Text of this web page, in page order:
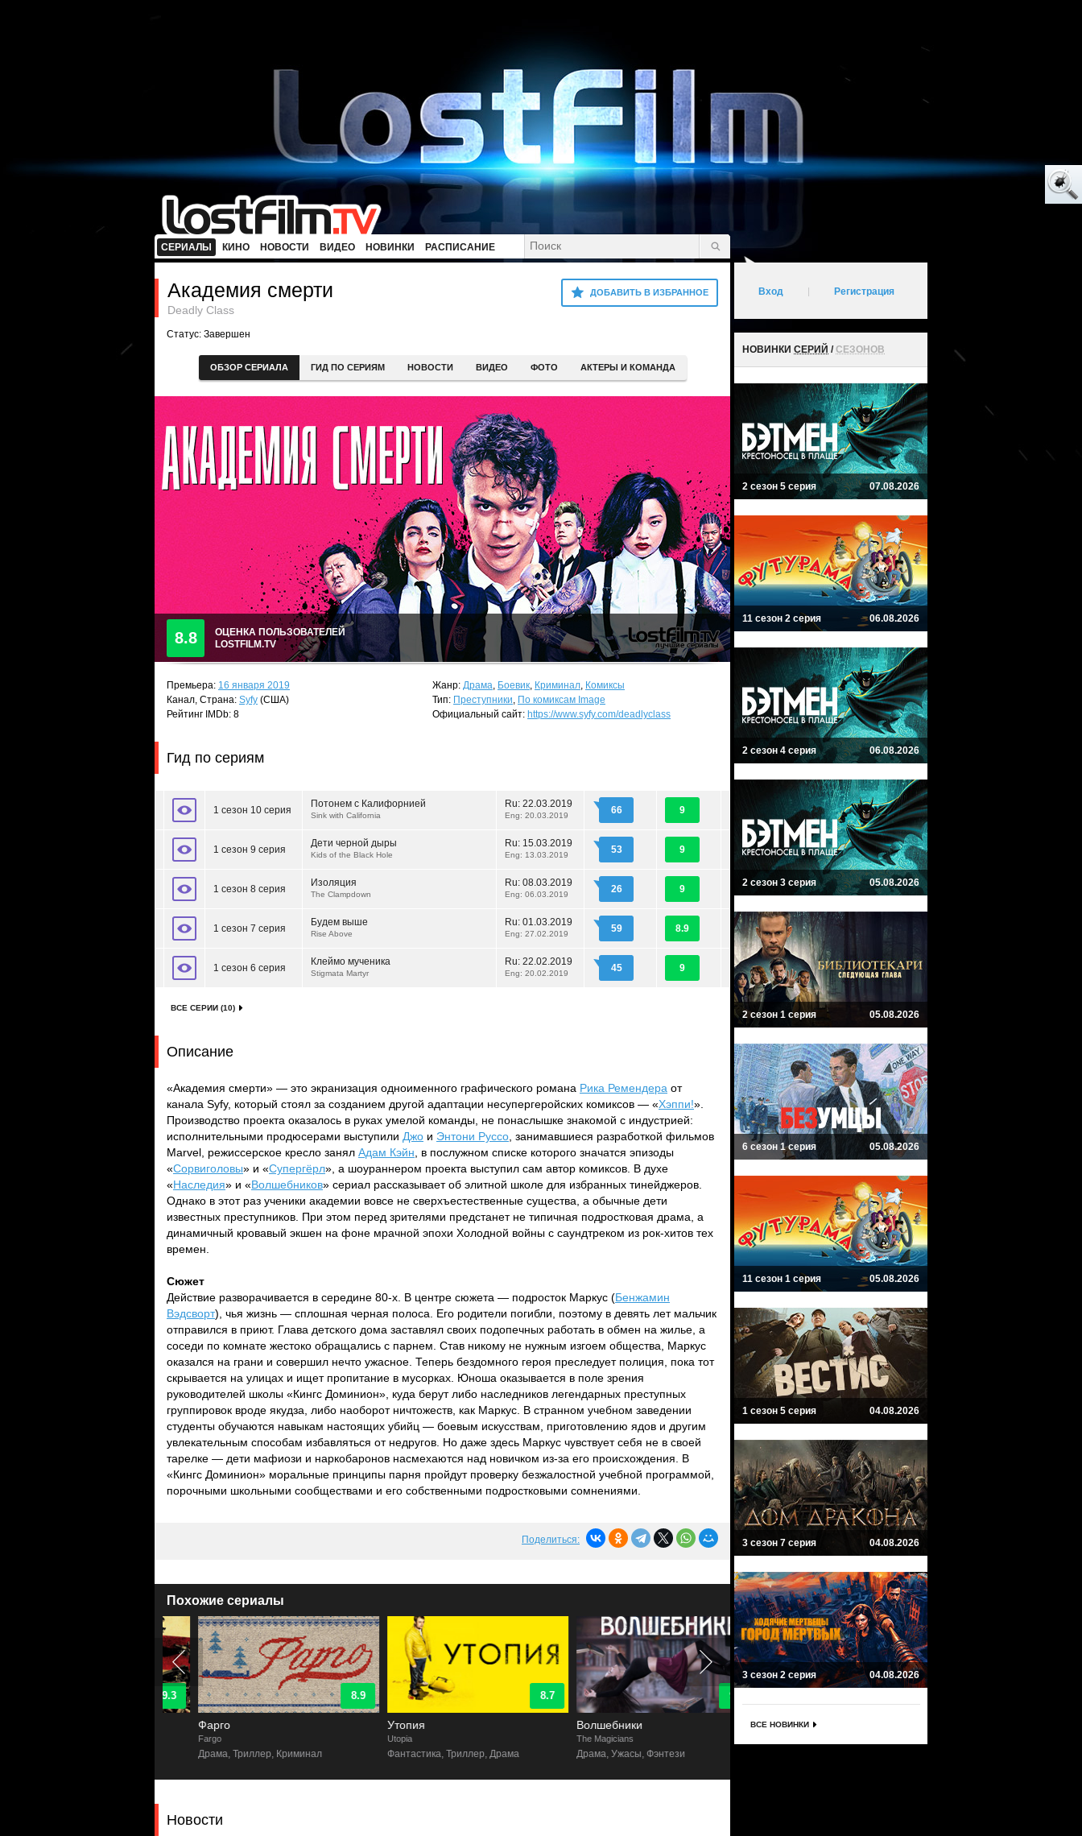
СЕРИАЛЫ КИНО НОВОСТИ ВИДЕО НОВИНКИ РАСПИСАНИЕ
ДОБАВИТЬ В ИЗБРАННОЕ
Академия смерти
Deadly Class
Статус: Завершен
ОБЗОР СЕРИАЛА ГИД ПО СЕРИЯМ НОВОСТИ ВИДЕО ФОТО АКТЕРЫ И КОМАНДА
8.8
ОЦЕНКА ПОЛЬЗОВАТЕЛЕЙ
LOSTFILM.TV
Премьера: 16 января 2019
Канал, Страна: Syfy (США)
Рейтинг IMDb: 8
Жанр: Драма, Боевик, Криминал, Комиксы
Тип: Преступники, По комиксам Image
Официальный сайт: https://www.syfy.com/deadlyclass
Гид по сериям
1 сезон 10 серия
Потонем с Калифорнией
Sink with California
Ru: 22.03.2019
Eng: 20.03.2019 66 9
1 сезон 9 серия
Дети черной дыры
Kids of the Black Hole
Ru: 15.03.2019
Eng: 13.03.2019 53 9
1 сезон 8 серия
Изоляция
The Clampdown
Ru: 08.03.2019
Eng: 06.03.2019 26 9
1 сезон 7 серия
Будем выше
Rise Above
Ru: 01.03.2019
Eng: 27.02.2019 59 8.9
1 сезон 6 серия
Клеймо мученика
Stigmata Martyr
Ru: 22.02.2019
Eng: 20.02.2019 45 9
ВСЕ СЕРИИ (10)
Описание
«Академия смерти» — это экранизация одноименного графического романа Рика Ремендера от
канала Syfy, который стоял за созданием другой адаптации несупергеройских комиксов — «Хэппи!».
Производство проекта оказалось в руках умелой команды, не понаслышке знакомой с индустрией:
исполнительными продюсерами выступили Джо и Энтони Руссо , занимавшиеся разработкой фильмов
Marvel, режиссерское кресло занял Адам Кэйн , в послужном списке которого значатся эпизоды
«Сорвиголовы» и «Супергёрл», а шоураннером проекта выступил сам автор комиксов. В духе
«Наследия» и «Волшебников» сериал рассказывает об элитной школе для избранных тинейджеров.
Однако в этот раз ученики академии вовсе не сверхъестественные существа, а обычные дети
известных преступников. При этом перед зрителями предстанет не типичная подростковая драма, а
динамичный кровавый экшен на фоне мрачной эпохи Холодной войны с саундтреком из рок-хитов тех
времен.
Сюжет
Действие разворачивается в середине 80-х. В центре сюжета — подросток Маркус (Бенжамин
Вэдсворт), чья жизнь — сплошная черная полоса. Его родители погибли, поэтому в девять лет мальчик
отправился в приют. Глава детского дома заставлял своих подопечных работать в обмен на жилье, а
соседи по комнате жестоко обращались с парнем. Став никому не нужным изгоем общества, Маркус
оказался на грани и совершил нечто ужасное. Теперь бездомного героя преследует полиция, пока тот
скрывается на улицах и ищет пропитание в мусорках. Юноша оказывается в поле зрения
руководителей школы «Кингс Доминион», куда берут либо наследников легендарных преступных
группировок вроде якудза, либо наоборот ничтожеств, как Маркус. В странном учебном заведении
студенты обучаются навыкам настоящих убийц — боевым искусствам, приготовлению ядов и другим
увлекательным способам избавляться от недругов. Но даже здесь Маркус чувствует себя не в своей
тарелке — дети мафиози и наркобаронов насмехаются над новичком из-за его происхождения. В
«Кингс Доминион» моральные принципы парня пройдут проверку безжалостной учебной программой,
порочными школьными сообществами и его собственными подростковыми сомнениями.
Поделиться:
Похожие сериалы
8.9
Фарго
Драма, Триллер, Криминал
Утопия
Фантастика, Триллер, Драма
9.2
Волшебники
The Magicians
Драма, Ужасы, Фэнтези
Пастырь
Новости
Вход Регистрация
НОВИНКИ СЕРИЙ /СЕЗОНОВ
2 сезон 5 серия 07.08.2026
11 сезон 2 серия 06.08.2026
2 сезон 4 серия 06.08.2026
2 сезон 3 серия 05.08.2026
2 сезон 1 серия 05.08.2026
6 сезон 1 серия 05.08.2026
11 сезон 1 серия 05.08.2026
1 сезон 5 серия 04.08.2026
3 сезон 7 серия 04.08.2026
3 сезон 2 серия 04.08.2026
ВСЕ НОВИНКИ